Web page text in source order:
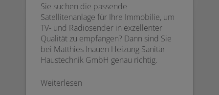
Sie suchen die passende
Satellitenanlage für Ihre Immobilie, um
TV- und Radiosender in exzellenter
Qualität zu empfangen? Dann sind Sie
bei Matthies Inauen Heizung Sanitär
Haustechnik GmbH genau richtig.
Weiterlesen